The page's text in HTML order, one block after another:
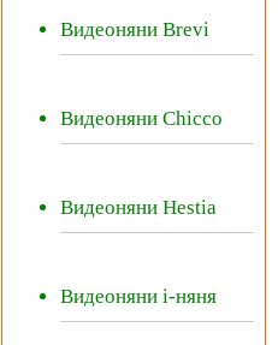
Видеоняни Brevi
Видеоняни Chicco
Видеоняни Hestia
Видеоняни i-няня